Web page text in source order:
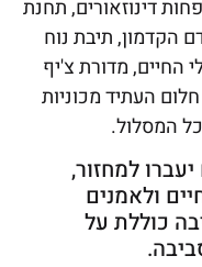
דינוזאורים, תחנת
הקדמון, תיבת נוח
החיים, מדורת צ'יף
העתיד מכוניות
המסלול.
למחזור,
ולאמנים
כוללת על